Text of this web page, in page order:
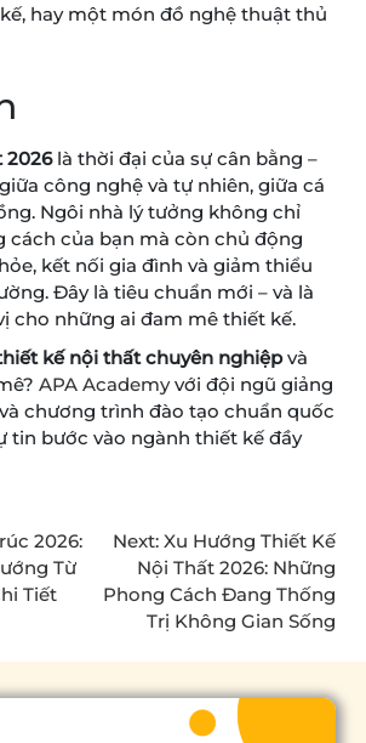
hay một món đồ nghệ thuật thủ
2026là thời đại của sự cân bằng –
công nghệ và tự nhiên, giữa cá
Ngôi nhà lý tưởng không chỉ
cách của bạn mà còn chủ động
kết nối gia đình và giảm thiểu
Đây là tiêu chuẩn mới – và là
cho những ai đam mê thiết kế.
kế nội thất chuyên nghiệpvà
APA Academyvới đội ngũ giảng
chương trình đào tạo chuẩn quốc
tin bước vào ngành thiết kế đầy
2026:
Từ
Tiết
Next: Xu Hướng Thiết Kế
Nội Thất 2026: Những
Phong Cách Đang Thống
Trị Không Gian Sống